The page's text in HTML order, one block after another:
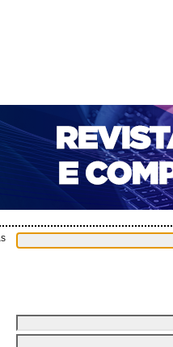
ACESSO CADASTRO
DE REVISTAS DA UNIFACS
NOVA SUBMISSÃO